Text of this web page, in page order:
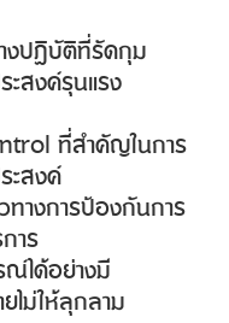
งปฏิบัติที่รัดกุม
สงค์รุนแรง
ที่สำคัญในการ
ะสงค์
ทางการป้องกันการ
าร
ณ์ได้อย่างมี
ไม่ให้ลุกลาม